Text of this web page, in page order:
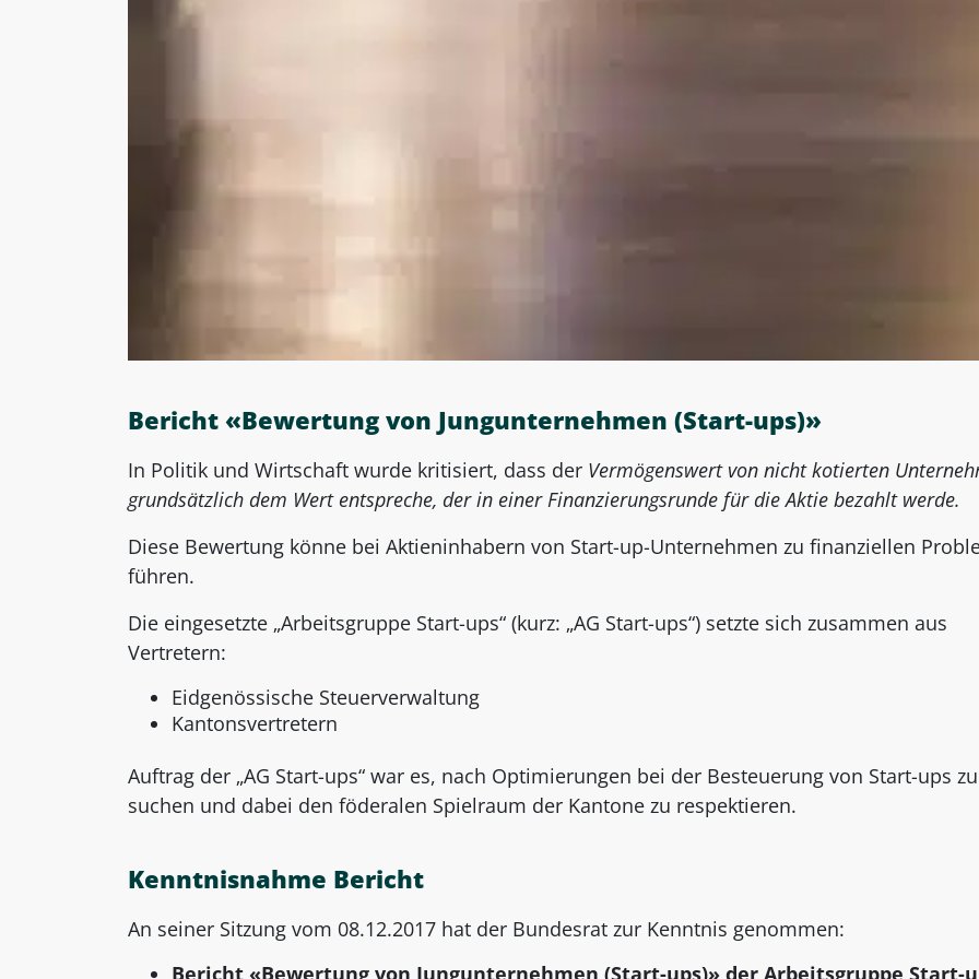
Bericht «Bewertung von Jungunternehmen (Start-ups)»
In Politik und Wirtschaft wurde kritisiert, dass der Vermögenswert von nicht kotierten
grundsätzlich dem Wert entspreche, der in einer Finanzierungsrunde für die Aktie bezahlt werde.
Diese Bewertung könne bei Aktieninhabern von Start-up-Unternehmen zu finanziellen
führen.
Die eingesetzte „Arbeitsgruppe Start-ups“ (kurz: „AG Start-ups“) setzte sich zusammen aus
Vertretern:
Eidgenössische Steuerverwaltung
Kantonsvertretern
Auftrag der „AG Start-ups“ war es, nach Optimierungen bei der Besteuerung von Start-ups zu
suchen und dabei den föderalen Spielraum der Kantone zu respektieren.
Kenntnisnahme Bericht
An seiner Sitzung vom 08.12.2017 hat der Bundesrat zur Kenntnis genommen:
Bericht «Bewertung von Jungunternehmen (Start-ups)» der Arbeitsgruppe Start-